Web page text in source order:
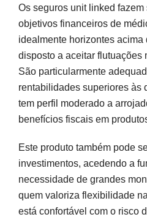
Os seguros unit linked
objetivos financeiros de
idealmente horizontes acima
disposto a aceitar flutuações
São particularmente
rentabilidades superiores às
tem perfil moderado a
benefícios fiscais em
Este produto também pode
investimentos, acedendo a
necessidade de grandes
quem valoriza flexibilidade
está confortável com o risco